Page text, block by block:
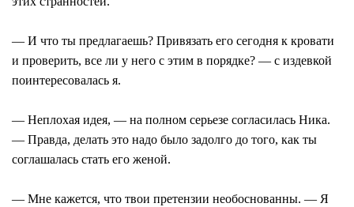
— И что ты предлагаешь? Привязать его сегодня к кровати
и проверить, все ли у него с этим в порядке? — с издевкой
поинтересовалась я.
— Неплохая идея, — на полном серьезе согласилась Ника.
— Правда, делать это надо было задолго до того, как ты
соглашалась стать его женой.
— Мне кажется, что твои претензии необоснованны. — Я